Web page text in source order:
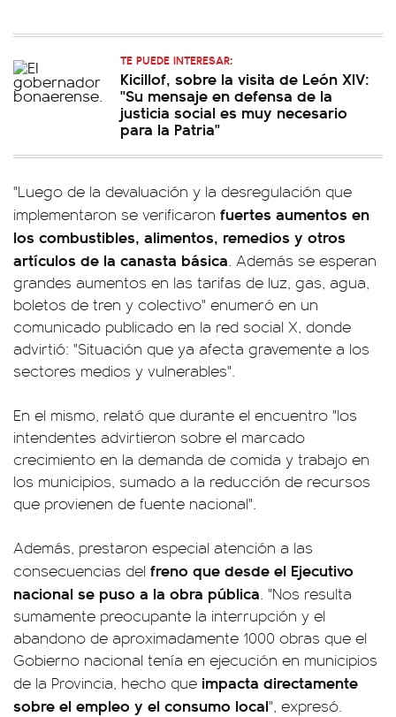
TE PUEDE INTERESAR:
Kicillof, sobre la visita de León XIV:
"Su mensaje en defensa de la
justicia social es muy necesario
para la Patria"
"Luego de la devaluación y la desregulación que
implementaron se verificaron fuertes aumentos en
los combustibles, alimentos, remedios y otros
artículos de la canasta básica. Además se esperan
grandes aumentos en las tarifas de luz, gas, agua,
boletos de tren y colectivo" enumeró en un
comunicado publicado en la red social X, donde
advirtió: "Situación que ya afecta gravemente a los
sectores medios y vulnerables".
En el mismo, relató que durante el encuentro "los
intendentes advirtieron sobre el marcado
crecimiento en la demanda de comida y trabajo en
los municipios, sumado a la reducción de recursos
que provienen de fuente nacional".
Además, prestaron especial atención a las
consecuencias del freno que desde el Ejecutivo
nacional se puso a la obra pública. "Nos resulta
sumamente preocupante la interrupción y el
abandono de aproximadamente 1000 obras que el
Gobierno nacional tenía en ejecución en municipios
de la Provincia, hecho que impacta directamente
sobre el empleo y el consumo local", expresó.